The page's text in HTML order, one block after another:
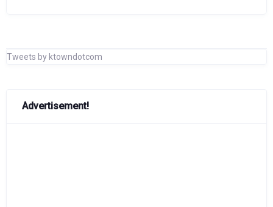
Tweets by ktowndotcom
Advertisement!